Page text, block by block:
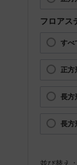
フロアス
すべ
正方
長方
長方